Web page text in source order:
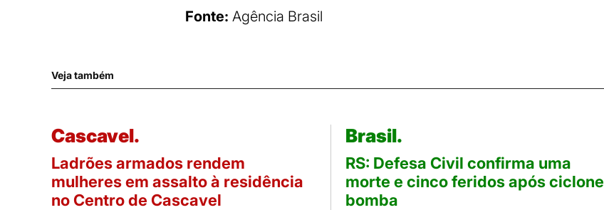
Fonte: Agência Brasil
Veja também
Cascavel.
Ladrões armados rendem
mulheres em assalto à residência
no Centro de Cascavel
Brasil.
RS: Defesa Civil confirma uma
morte e cinco feridos após ciclone
bomba